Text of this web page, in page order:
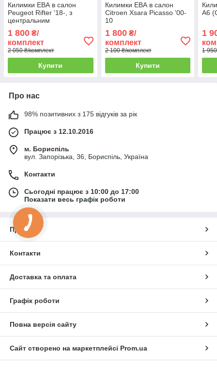
Килимки ЕВА в салон
Peugeot Rifter '18-, з
центральним
1 800 ₴/
комплект
2 050 ₴/комплект
Купити
Килимки ЕВА в салон
Citroen Xsara Picasso '00-
10
1 800₴/
комплект
2 100 ₴/комплект
Купити
A6
1
1
Про нас
98% позитивних з 175 відгуків за рік
Працює з 12.10.2016
м. Бориспіль
вул. Запорізька, 36, Бориспіль, Україна
Контакти
Сьогодні працює з 10:00 до 17:00
Показати весь графік роботи
Про нас
Контакти
Доставка та оплата
Графік роботи
Повна версія сайту
Сайт створено на маркетплейсі Prom.ua